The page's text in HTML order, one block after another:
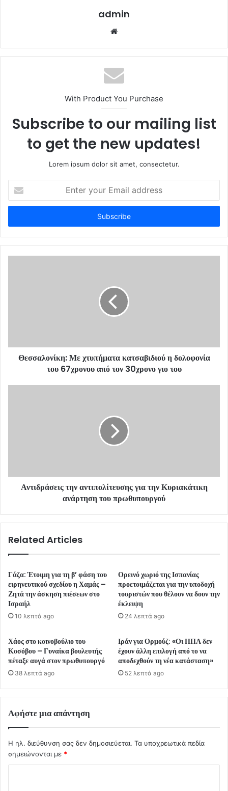
admin
b
s
i
e
With Product You Purchase
Subscribe to our mailing list
to get the new updates!
Lorem ipsum dolor sit amet, consectetur.
t
r
y
Θεσσαλονίκη: Με χτυπήματα κατσαβιδιού η δολοφονία
του 67χρονου από τον 30χρονο γιο του
Αντιδράσεις την αντιπολίτευσης για την Κυριακάτικη
ανάρτηση του πρωθυπουργού
Related Articles
Γάζα: Έτοιμη για τη β’ φάση του
ειρηνευτικού σχεδίου η Χαμάς –
Ζητά την άσκηση πιέσεων στο
Ισραήλ
10 λεπτά ago
Ορεινό χωριό της Ισπανίας
προετοιμάζεται για την υποδοχή
τουριστών που θέλουν να δουν την
έκλειψη
24 λεπτά ago
Χάος στο κοινοβούλιο του
Κοσόβου – Γυναίκα βουλευτής
πέταξε αυγά στον πρωθυπουργό
38 λεπτά ago
Ιράν για Ορμούζ: «Οι ΗΠΑ δεν
έχουν άλλη επιλογή από το να
αποδεχθούν τη νέα κατάσταση»
52 λεπτά ago
Αφήστε μια απάντηση
Η ηλ. διεύθυνση σας δεν δημοσιεύεται. Τα υποχρεωτικά πεδία
σημειώνονται με *